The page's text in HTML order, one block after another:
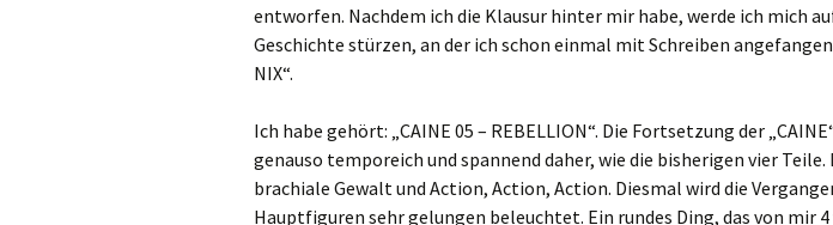
entworfen. Nachdem ich die Klausur hinter mir habe, werde ich mich
Geschichte stürzen, an der ich schon einmal mit Schreiben angefangen
NIX“.
Ich habe gehört: „CAINE 05 – REBELLION“. Die Fortsetzung der
genauso temporeich und spannend daher, wie die bisherigen vier Teile.
brachiale Gewalt und Action, Action, Action. Diesmal wird die
Hauptfiguren sehr gelungen beleuchtet. Ein rundes Ding, das von mir 4